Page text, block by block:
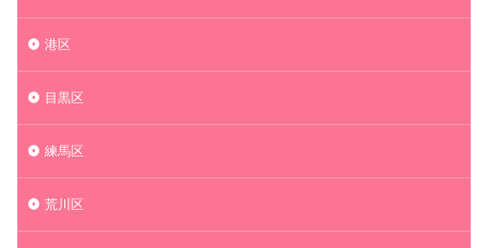
港区
目黒区
練馬区
荒川区